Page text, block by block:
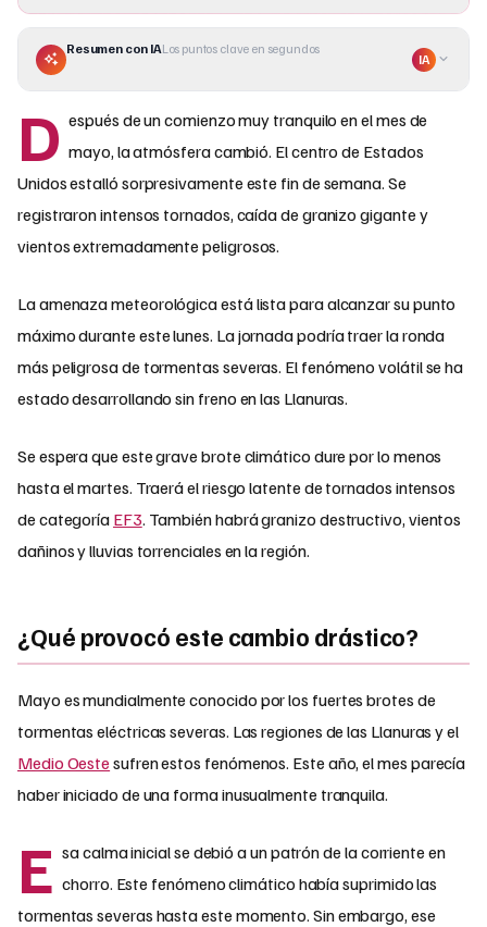
Resumen con IALos puntos clave en segundos
IA
D espués de un comienzo muy tranquilo en el mes de
mayo, la atmósfera cambió. El centro de Estados
Unidos estalló sorpresivamente este fin de semana. Se
registraron intensos tornados, caída de granizo gigante y
vientos extremadamente peligrosos.
La amenaza meteorológica está lista para alcanzar su punto
máximo durante este lunes. La jornada podría traer la ronda
más peligrosa de tormentas severas. El fenómeno volátil se ha
estado desarrollando sin freno en las Llanuras.
Se espera que este grave brote climático dure por lo menos
hasta el martes. Traerá el riesgo latente de tornados intensos
de categoría EF3. También habrá granizo destructivo, vientos
dañinos y lluvias torrenciales en la región.
¿Qué provocó este cambio drástico?
Mayo es mundialmente conocido por los fuertes brotes de
tormentas eléctricas severas. Las regiones de las Llanuras y el
Medio Oeste sufren estos fenómenos. Este año, el mes parecía
haber iniciado de una forma inusualmente tranquila.
E sa calma inicial se debió a un patrón de la corriente en
chorro. Este fenómeno climático había suprimido las
tormentas severas hasta este momento. Sin embargo, ese